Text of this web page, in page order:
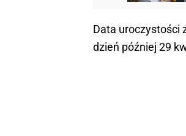
Data uroczystości
dzień później 29